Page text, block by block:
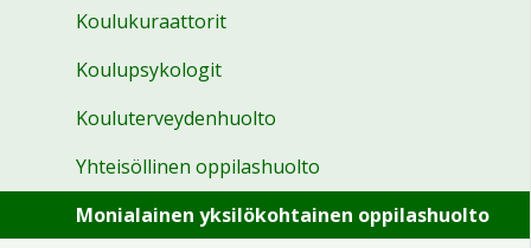
Koulukuraattorit
Koulupsykologit
Kouluterveydenhuolto
Yhteisöllinen oppilashuolto
Monialainen yksilökohtainen oppilashuolto